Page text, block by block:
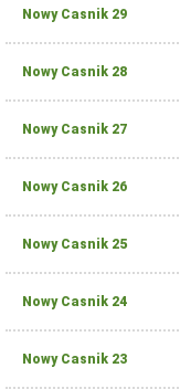
Nowy Casnik 29
Nowy Casnik 28
Nowy Casnik 27
Nowy Casnik 26
Nowy Casnik 25
Nowy Casnik 24
Nowy Casnik 23
online